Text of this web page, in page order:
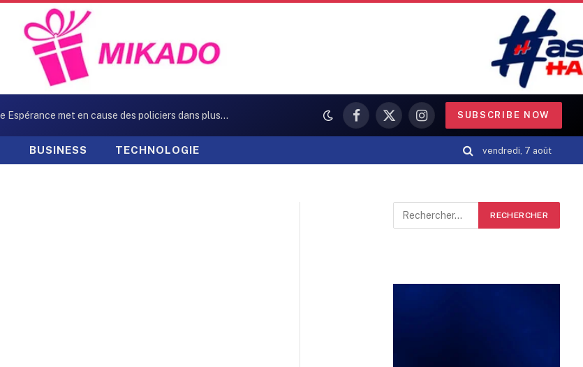
Kidnapping : Pierre Espérance met en cause des policiers dans plusieurs enlèvements
Facebook
X
(Twitter)
Instagram
SUBSCRIBE NOW
BUSINESS TECHNOLOGIE vendredi, 7 août